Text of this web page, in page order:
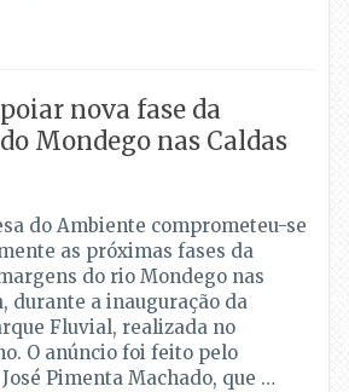
nova fase da
Mondego nas Caldas
do Ambiente comprometeu-se
as próximas fases da
do rio Mondego nas
durante a inauguração da
Fluvial, realizada no
O anúncio foi feito pelo
Pimenta Machado, que …